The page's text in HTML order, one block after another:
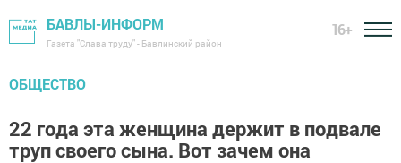
БАВЛЫ-ИНФОРМ
Газета "Слава труду" - Бавлинский район
16+
ОБЩЕСТВО
22 года эта женщина держит в подвале
труп своего сына. Вот зачем она